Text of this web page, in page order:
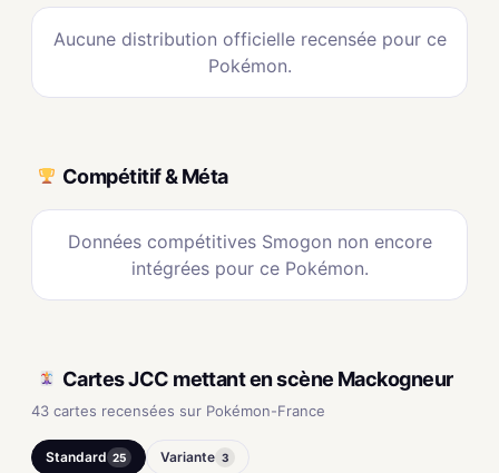
Aucune distribution officielle recensée pour ce
Pokémon.
Compétitif & Méta
Données compétitives Smogon non encore
intégrées pour ce Pokémon.
Cartes JCC mettant en scène Mackogneur
43 cartes recensées sur Pokémon-France
Standard 25 Variante 3